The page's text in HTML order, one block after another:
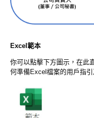
Excel範本
你可以點擊下方圖示，在此
何準備Excel檔案的用戶指引